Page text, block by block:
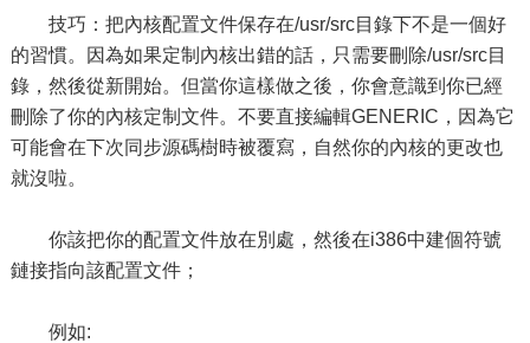
技巧：把內核配置文件保存在/usr/src目錄下不是一個好
的習慣。因為如果定制內核出錯的話，只需要刪除/usr/src目
錄，然後從新開始。但當你這樣做之後，你會意識到你已經
刪除了你的內核定制文件。不要直接編輯GENERIC，因為它
可能會在下次同步源碼樹時被覆寫，自然你的內核的更改也
就沒啦。
你該把你的配置文件放在別處，然後在i386中建個符號
鏈接指向該配置文件；
例如: